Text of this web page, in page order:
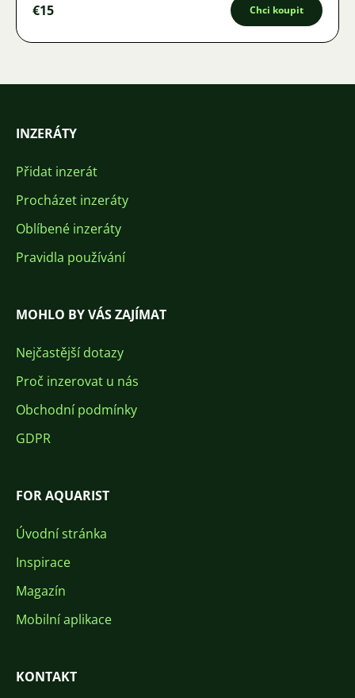
€15 Chci koupit
INZERÁTY
Přidat inzerát
Procházet inzeráty
Oblíbené inzeráty
Pravidla používání
MOHLO BY VÁS ZAJÍMAT
Nejčastější dotazy
Proč inzerovat u nás
Obchodní podmínky
GDPR
FOR AQUARIST
Úvodní stránka
Inspirace
Magazín
Mobilní aplikace
KONTAKT